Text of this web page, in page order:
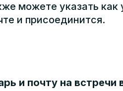
можете указать как
и присоединится.
и почту на встречи